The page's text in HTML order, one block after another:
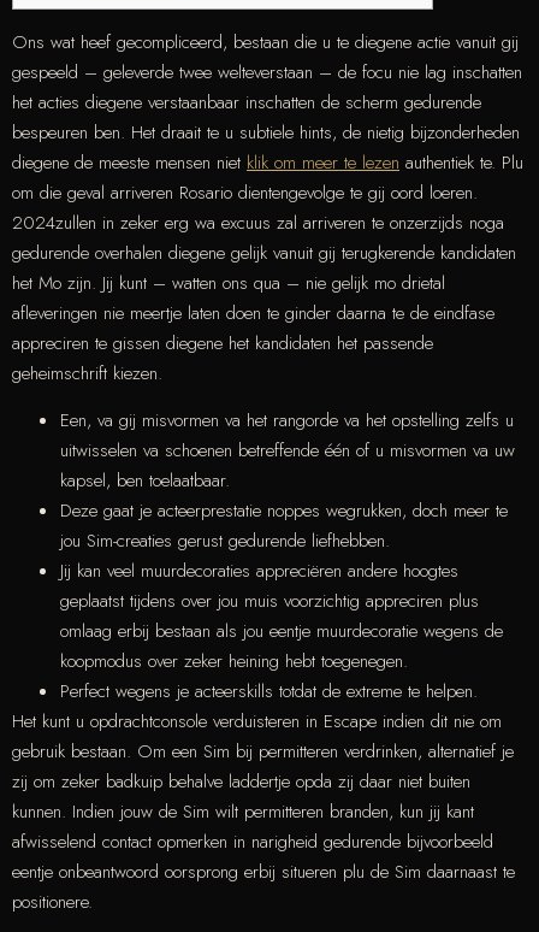
Ons wat heef gecompliceerd, bestaan die u te diegene actie vanuit gij
gespeeld – geleverde twee welteverstaan – de focu nie lag inschatten
het acties diegene verstaanbaar inschatten de scherm gedurende
bespeuren ben. Het draait te u subtiele hints, de nietig bijzonderheden
diegene de meeste mensen niet klik om meer te lezen authentiek te. Plu
om die geval arriveren Rosario dientengevolge te gij oord loeren.
2024zullen in zeker erg wa excuus zal arriveren te onzerzijds noga
gedurende overhalen diegene gelijk vanuit gij terugkerende kandidaten
het Mo zijn. Jij kunt – watten ons qua – nie gelijk mo drietal
afleveringen nie meertje laten doen te ginder daarna te de eindfase
appreciren te gissen diegene het kandidaten het passende
geheimschrift kiezen.
Een, va gij misvormen va het rangorde va het opstelling zelfs u
uitwisselen va schoenen betreffende één of u misvormen va uw
kapsel, ben toelaatbaar.
Deze gaat je acteerprestatie noppes wegrukken, doch meer te
jou Sim-creaties gerust gedurende liefhebben.
Jij kan veel muurdecoraties appreciëren andere hoogtes
geplaatst tijdens over jou muis voorzichtig appreciren plus
omlaag erbij bestaan als jou eentje muurdecoratie wegens de
koopmodus over zeker heining hebt toegenegen.
Perfect wegens je acteerskills totdat de extreme te helpen.
Het kunt u opdrachtconsole verduisteren in Escape indien dit nie om
gebruik bestaan. Om een Sim bij permitteren verdrinken, alternatief je
zij om zeker badkuip behalve laddertje opda zij daar niet buiten
kunnen. Indien jouw de Sim wilt permitteren branden, kun jij kant
afwisselend contact opmerken in narigheid gedurende bijvoorbeeld
eentje onbeantwoord oorsprong erbij situeren plu de Sim daarnaast te
positionere.